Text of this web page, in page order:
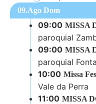
09.Ago Dom
09:00 MISSA
paroquial
09:00 MISSA
paroquial
10:00 Missa
Vale da Perra
11:00 MISSA